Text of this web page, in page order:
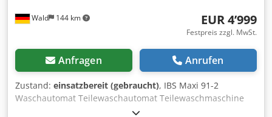
Wald 144 km EUR 4’999
Festpreis zzgl. MwSt.
Anfragen Anrufen
Zustand: einsatzbereit (gebraucht), IBS Maxi 91-2
Waschautomat Teilewaschautomat Teilewaschmaschine
Waschtank: 190 Liter Korbbelastung: 200 Kg Heizleistung: 6